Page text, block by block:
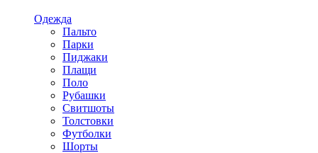
Одежда
Пальто
Парки
Пиджаки
Плащи
Поло
Рубашки
Свитшоты
Толстовки
Футболки
Шорты